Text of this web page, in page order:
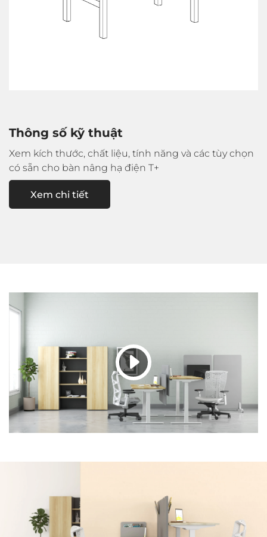
Thông số kỹ thuật
Xem kích thước, chất liệu, tính năng và các tùy chọn
có sẵn cho bàn nâng hạ điện T+
Xem chi tiết